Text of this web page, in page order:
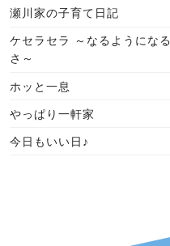
瀬川家の子育て日記
ケセラセラ ～なるようになる
さ～
ホッと一息
やっぱり一軒家
今日もいい日♪